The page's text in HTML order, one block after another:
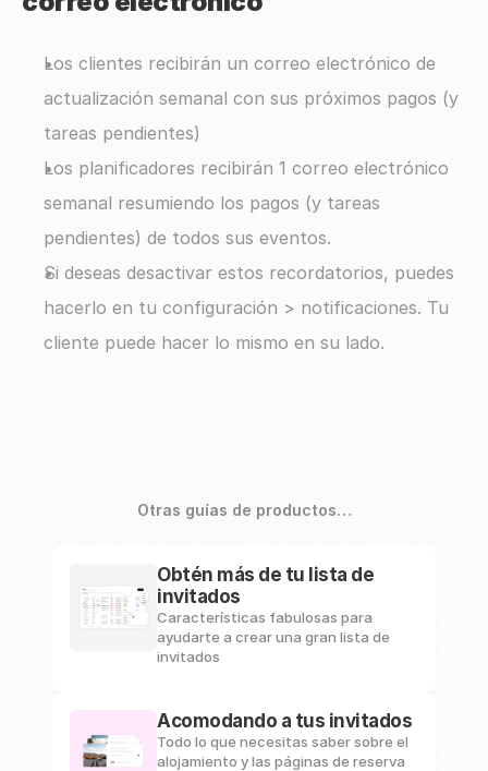
Los clientes recibirán un correo electrónico de
actualización semanal con sus próximos pagos (y
tareas pendientes)
Los planificadores recibirán 1 correo electrónico
semanal resumiendo los pagos (y tareas
pendientes) de todos sus eventos.
Si deseas desactivar estos recordatorios, puedes
hacerlo en tu configuración > notificaciones. Tu
cliente puede hacer lo mismo en su lado.
Otras guías de productos…
Obtén más de tu lista de
invitados
Características fabulosas para
ayudarte a crear una gran lista de
invitados
Acomodando a tus invitados
Todo lo que necesitas saber sobre el
alojamiento y las páginas de reserva